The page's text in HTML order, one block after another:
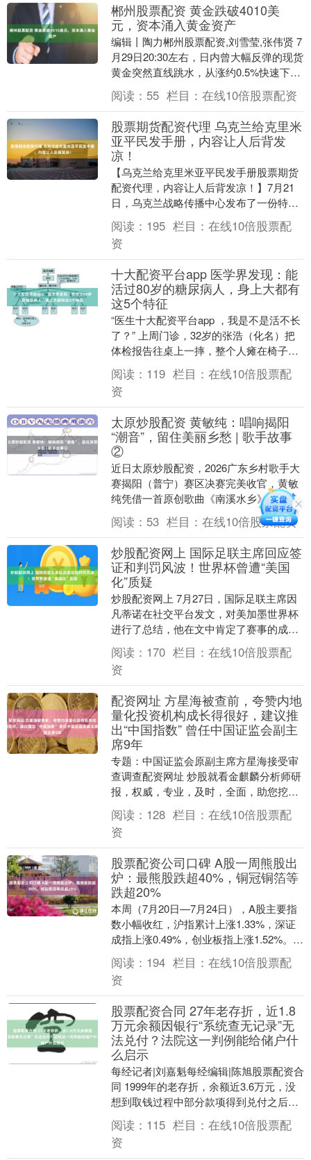
郴州股票配资 黄金跌破4010美
元，资本涌入黄金资产
编辑丨陶力郴州股票配资,刘雪莹,张伟贤 7
月29日20:30左右，日内曾大幅反弹的现货
黄金突然直线跳水，从涨约0.5%快速下跌
0.4%，一度跌破4010美元/盎....
阅读： 55 栏目： 在线10倍股票配资
股票期货配资代理 乌克兰给克里米
亚平民发手册，内容让人后背发
凉！
【乌克兰给克里米亚平民发手册股票期货
配资代理，内容让人后背发凉！】7月21
日，乌克兰战略传播中心发布了一份特殊
官方应急指南，对象不是士兵，而是住在
克里米亚的普通....
阅读： 195 栏目： 在线10倍股票配
资
十大配资平台app 医学界发现：能
活过80岁的糖尿病人，身上大都有
这5个特征
“医生十大配资平台app ，我是不是活不长
了？” 上周门诊，32岁的张浩（化名）把
体检报告往桌上一摔，整个人瘫在椅子
上。空腹血糖11.2，糖化血红蛋白9.8%
—....
阅读： 119 栏目： 在线10倍股票配
资
太原炒股配资 黄敏纯：唱响揭阳
“潮音”，留住美丽乡愁 | 歌手故事
②
近日太原炒股配资，2026广东乡村歌手大
赛揭阳（普宁）赛区决赛完美收官，黄敏
纯凭借一首原创歌曲《南溪水乡》摘得亚
军，成功拿到晋级省级半决赛的入场券。
身为榕城区政....
阅读： 53 栏目： 在线10倍股票配资
炒股配资网上 国际足联主席回应签
证和判罚风波！世界杯曾遭“美国
化”质疑
炒股配资网上 7月27日，国际足联主席因
凡蒂诺在社交平台发文，对美加墨世界杯
进行了总结，他在文中肯定了赛事的成
果，并对世界杯期间美伊场内外关系、签
证风波及判罚争....
阅读： 170 栏目： 在线10倍股票配
资
配资网址 方星海被查前，夸赞内地
量化投资机构成长得很好，建议推
出“中国指数” 曾任中国证监会副主
席9年
专题：中国证监会原副主席方星海接受审
查调查配资网址 炒股就看金麒麟分析师研
报，权威，专业，及时，全面，助您挖掘
潜力主题机会！ 来源：大河报 中央纪委国
家监委网站....
阅读： 128 栏目： 在线10倍股票配
资
股票配资公司口碑 A股一周熊股出
炉：最熊股跌超40%，铜冠铜箔等
跌超20%
本周（7月20日—7月24日），A股主要指
数小幅收红，沪指累计上涨1.33%，深证
成指上涨0.49%，创业板指上涨1.52%。但
个股分化剧烈，全周上涨个股仅14....
阅读： 194 栏目： 在线10倍股票配
资
股票配资合同 27年老存折，近1.8
万元余额因银行“系统查无记录”无
法兑付？法院这一判例能给储户什
么启示
每经记者|刘嘉魁每经编辑|陈旭股票配资合
同 1999年的老存折，余额近3.6万元，没
想到取钱过程中部分款项得到兑付之后，
再后续却被银行告知“查无此账”。 《每
日....
阅读： 115 栏目： 在线10倍股票配
资